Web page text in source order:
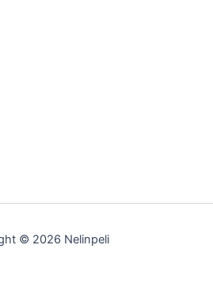
© 2026 Nelinpeli